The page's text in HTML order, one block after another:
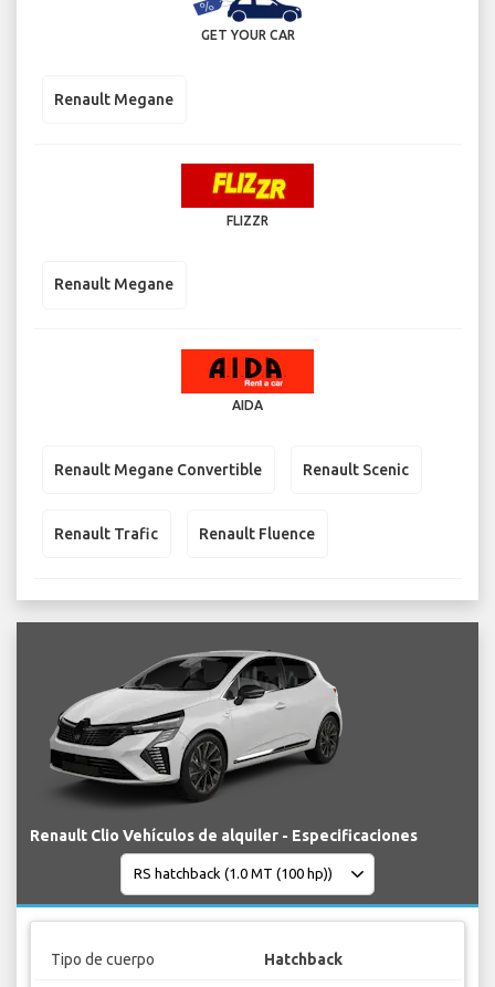
GET YOUR CAR
Renault Megane
FLIZZR
Renault Megane
AIDA
Renault Megane Convertible Renault Scenic
Renault Trafic Renault Fluence
Renault Clio Vehículos de alquiler - Especificaciones
Tipo de cuerpo Hatchback